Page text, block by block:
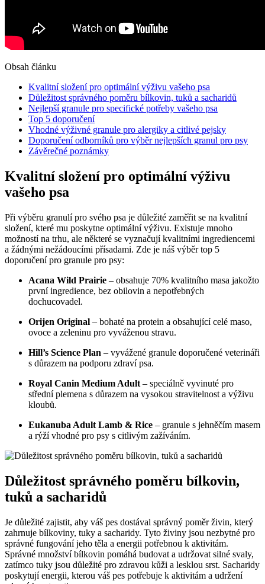
Obsah článku
Kvalitní složení pro optimální výživu vašeho psa
Důležitost správného poměru bílkovin, tuků a sacharidů
Nejlepší granule pro specifické potřeby vašeho psa
Top 5 doporučení
Vhodné výživné granule pro alergiky a citlivé pejsky
Doporučení odborníků pro výběr nejlepších granul pro psy
Závěrečné poznámky
Kvalitní složení pro optimální výživu
vašeho psa
Při výběru granulí pro svého psa je důležité zaměřit se na kvalitní
složení, které mu poskytne optimální výživu. Existuje mnoho
možností na trhu, ale některé se vyznačují kvalitními ingrediencemi
a žádnými nežádoucími přísadami. Zde je náš výběr top 5
doporučení pro granule pro psy:
Acana Wild Prairie – obsahuje 70% kvalitního masa jakožto
první ingredience, bez obilovin a nepotřebných
dochucovadel.
Orijen Original – bohaté na protein a obsahující celé maso,
ovoce a zeleninu pro vyváženou stravu.
Hill’s Science Plan – vyvážené granule doporučené veterináři
s důrazem na podporu zdraví psa.
Royal Canin Medium Adult – speciálně vyvinuté pro
střední plemena s důrazem na vysokou stravitelnost a výživu
kloubů.
Eukanuba Adult Lamb & Rice – granule s jehněčím masem
a rýží vhodné pro psy s citlivým zažíváním.
Důležitost správného poměru bílkovin,
tuků a sacharidů
Je důležité zajistit, aby váš pes dostával správný poměr živin, který
zahrnuje bílkoviny, tuky a sacharidy. Tyto živiny jsou nezbytné pro
správné fungování jeho těla a energii potřebnou k aktivitám.
Správné množství bílkovin pomáhá budovat a udržovat silné svaly,
zatímco tuky jsou důležité pro zdravou kůži a lesklou srst. Sacharidy
poskytují energii, kterou váš pes potřebuje k aktivitám a udržení